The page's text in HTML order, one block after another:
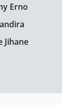
Erno
Jihane